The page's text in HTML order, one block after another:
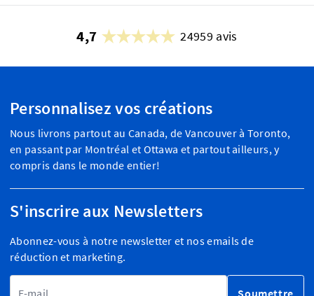
4,7 24959 avis
Personnalisez vos créations
Nous livrons partout au Canada, de Vancouver à Toronto,
en passant par Montréal et Ottawa et partout ailleurs, y
compris dans le monde entier!
S'inscrire aux Newsletters
Abonnez-vous à notre newsletter et nos emails de
réduction et marketing.